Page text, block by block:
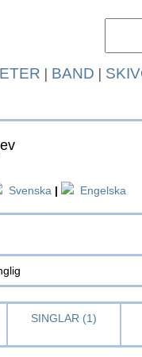
| BAND |
Svenska | Engelska
SINGLAR (1)